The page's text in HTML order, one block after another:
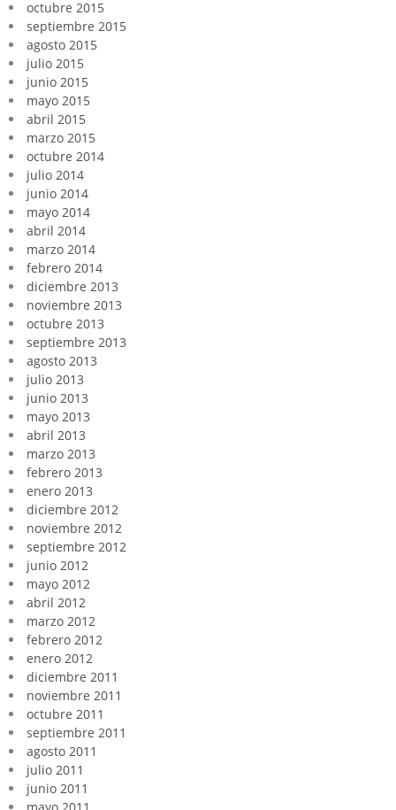
octubre 2015
septiembre 2015
agosto 2015
julio 2015
junio 2015
mayo 2015
abril 2015
marzo 2015
octubre 2014
julio 2014
junio 2014
mayo 2014
abril 2014
marzo 2014
febrero 2014
diciembre 2013
noviembre 2013
octubre 2013
septiembre 2013
agosto 2013
julio 2013
junio 2013
mayo 2013
abril 2013
marzo 2013
febrero 2013
enero 2013
diciembre 2012
noviembre 2012
septiembre 2012
junio 2012
mayo 2012
abril 2012
marzo 2012
febrero 2012
enero 2012
diciembre 2011
noviembre 2011
octubre 2011
septiembre 2011
agosto 2011
julio 2011
junio 2011